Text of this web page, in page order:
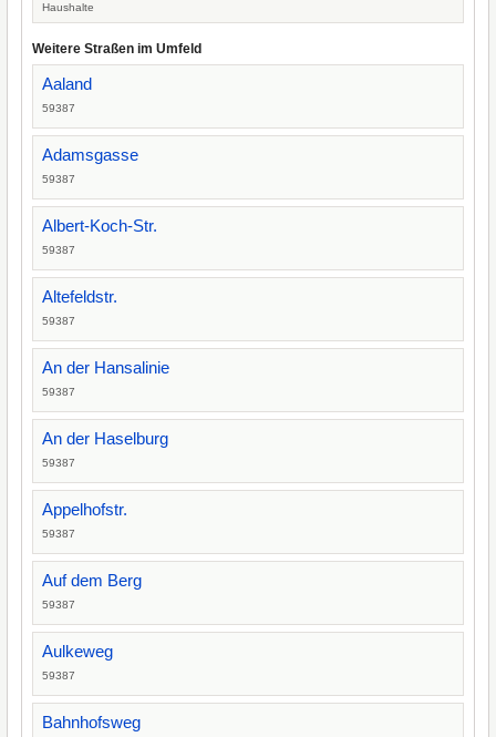
Haushalte
Weitere Straßen im Umfeld
Aaland
59387
Adamsgasse
59387
Albert-Koch-Str.
59387
Altefeldstr.
59387
An der Hansalinie
59387
An der Haselburg
59387
Appelhofstr.
59387
Auf dem Berg
59387
Aulkeweg
59387
Bahnhofsweg